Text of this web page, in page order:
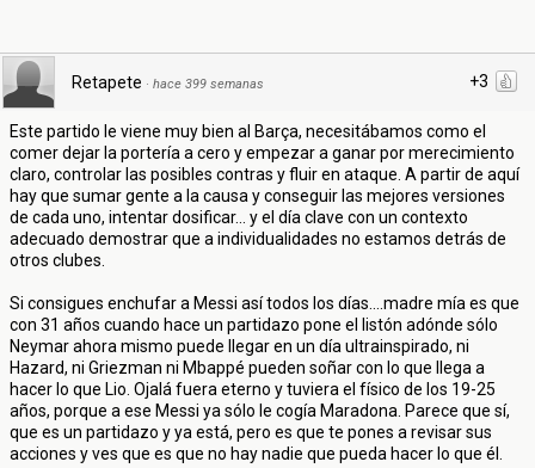
+3
Retapete · hace 399 semanas
Este partido le viene muy bien al Barça, necesitábamos como el
comer dejar la portería a cero y empezar a ganar por merecimiento
claro, controlar las posibles contras y fluir en ataque. A partir de aquí
hay que sumar gente a la causa y conseguir las mejores versiones
de cada uno, intentar dosificar... y el día clave con un contexto
adecuado demostrar que a individualidades no estamos detrás de
otros clubes.
Si consigues enchufar a Messi así todos los días....madre mía es que
con 31 años cuando hace un partidazo pone el listón adónde sólo
Neymar ahora mismo puede llegar en un día ultrainspirado, ni
Hazard, ni Griezman ni Mbappé pueden soñar con lo que llega a
hacer lo que Lio. Ojalá fuera eterno y tuviera el físico de los 19-25
años, porque a ese Messi ya sólo le cogía Maradona. Parece que sí,
que es un partidazo y ya está, pero es que te pones a revisar sus
acciones y ves que es que no hay nadie que pueda hacer lo que él.